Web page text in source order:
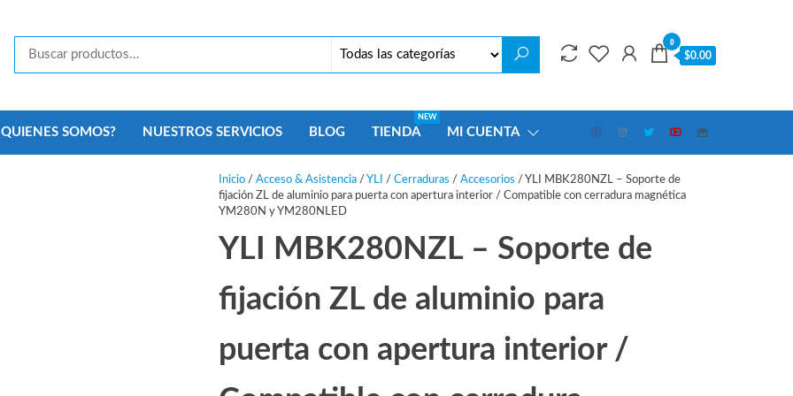
Security
Monterrey
0
$0.00
SOMOS? NUESTROS SERVICIOS BLOG TIENDA
NEW
MI CUENTA
Inicio/ Acceso & Asistencia/ YLI / Cerraduras / Accesorios / YLI MBK280NZL – Soporte de
fijación ZL de aluminio para puerta con apertura interior / Compatible con cerradura magnética
YM280N y YM280NLED
YLI MBK280NZL – Soporte de
fijación ZL de aluminio para
puerta con apertura interior /